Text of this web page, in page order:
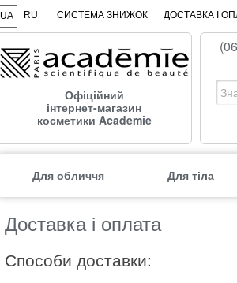
UA RU СИСТЕМА ЗНИЖОК ДОСТАВКА І
Офіційний
інтернет-магазин
косметики Academie
Для обличчя Для тіла
Доставка і оплата
Способи доставки: